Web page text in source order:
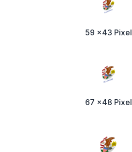
59 x43 Pixel
67 x48 Pixel